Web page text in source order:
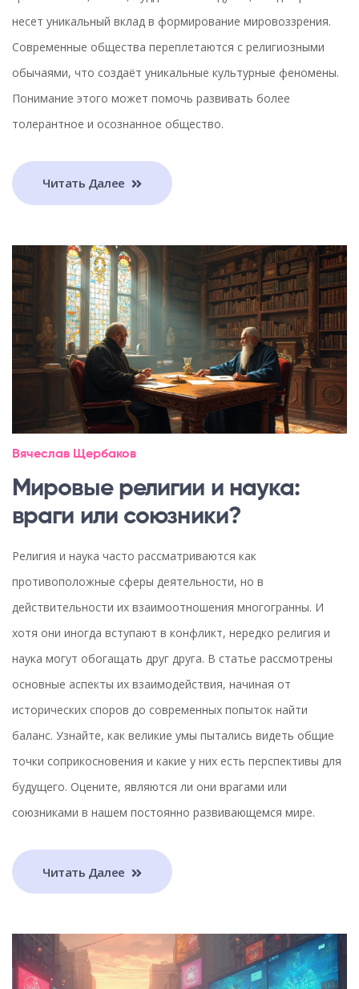
несет уникальный вклад в формирование мировоззрения.
Современные общества переплетаются с религиозными
обычаями, что создаёт уникальные культурные феномены.
Понимание этого может помочь развивать более
толерантное и осознанное общество.
Читать Далее
Вячеслав Щербаков
Мировые религии и наука:
враги или союзники?
Религия и наука часто рассматриваются как
противоположные сферы деятельности, но в
действительности их взаимоотношения многогранны. И
хотя они иногда вступают в конфликт, нередко религия и
наука могут обогащать друг друга. В статье рассмотрены
основные аспекты их взаимодействия, начиная от
исторических споров до современных попыток найти
баланс. Узнайте, как великие умы пытались видеть общие
точки соприкосновения и какие у них есть перспективы для
будущего. Оцените, являются ли они врагами или
союзниками в нашем постоянно развивающемся мире.
Читать Далее